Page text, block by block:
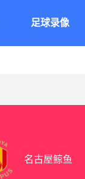
足球录像
名古屋鲸鱼